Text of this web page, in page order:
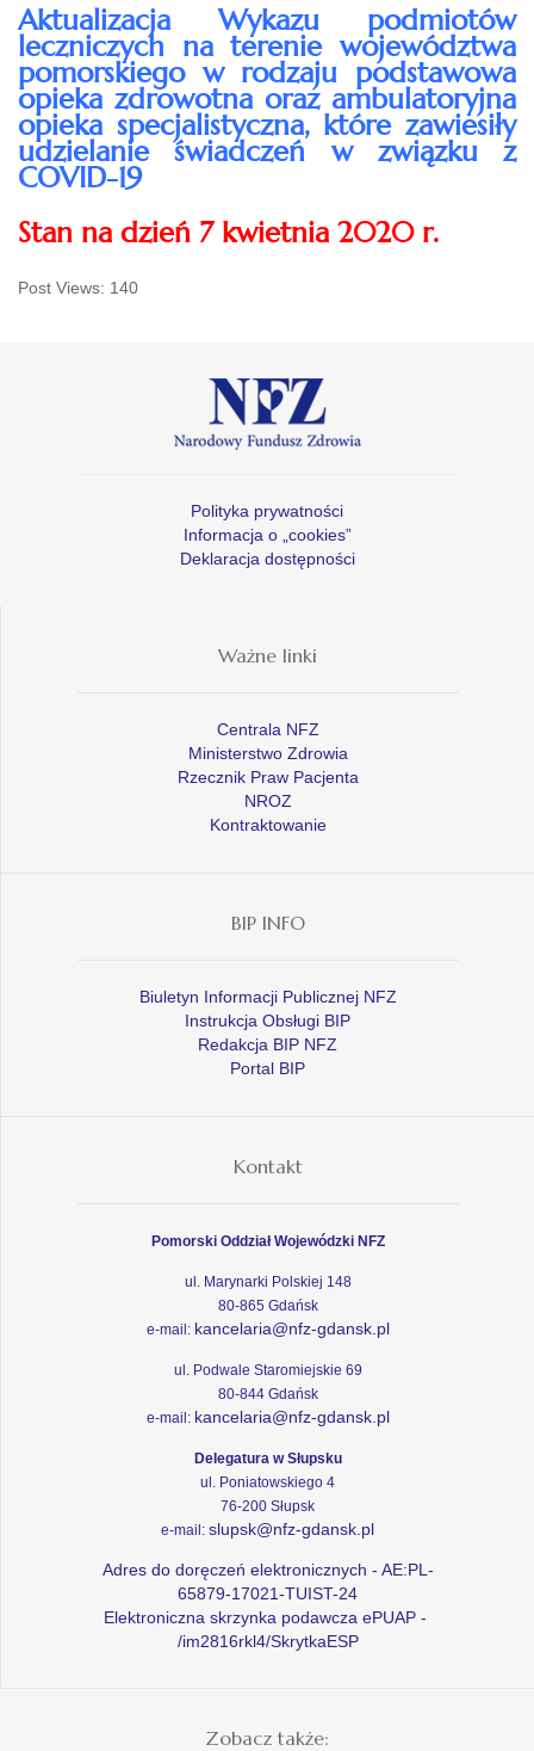
Aktualizacja Wykazu podmiotów
leczniczych na terenie województwa
pomorskiego w rodzaju podstawowa
opieka zdrowotna oraz ambulatoryjna
opieka specjalistyczna, które zawiesiły
udzielanie świadczeń w związku z
COVID-19
Stan na dzień 7 kwietnia 2020 r.
Post Views: 140
Polityka prywatności
Informacja o „cookies”
Deklaracja dostępności
Ważne linki
Centrala NFZ
Ministerstwo Zdrowia
Rzecznik Praw Pacjenta
NROZ
Kontraktowanie
BIP INFO
Biuletyn Informacji Publicznej NFZ
Instrukcja Obsługi BIP
Redakcja BIP NFZ
Portal BIP
Kontakt
Pomorski Oddział Wojewódzki NFZ
ul. Marynarki Polskiej 148
80-865 Gdańsk
e-mail: kancelaria@nfz-gdansk.pl
ul. Podwale Staromiejskie 69
80-844 Gdańsk
e-mail: kancelaria@nfz-gdansk.pl
Delegatura w Słupsku
ul. Poniatowskiego 4
76-200 Słupsk
e-mail: slupsk@nfz-gdansk.pl
Adres do doręczeń elektronicznych - AE:PL-
65879-17021-TUIST-24
Elektroniczna skrzynka podawcza ePUAP -
/im2816rkl4/SkrytkaESP
Zobacz także: